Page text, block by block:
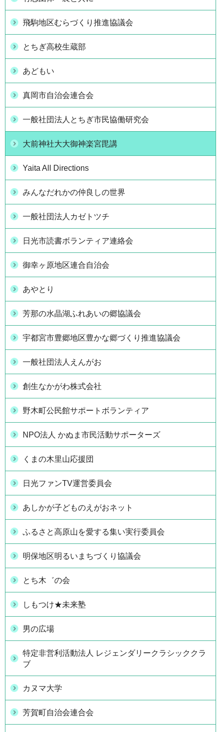
飛駒地区むらづくり推進協議会
とちぎ高校生蔵部
あどもい
真岡市自治会連合会
一般社団法人とちぎ市民協働研究会
大前神社大大御神楽宮毘講
Yaita All Directions
みんなだれかの仲良しの世界
一般社団法人カゼトツチ
日光市読書ボランティア連絡会
御幸ヶ原地区連合自治会
あやとり
芳那の水晶湖ふれあいの郷協議会
宇都宮市豊郷地区豊かな郷づくり推進協議会
一般社団法人えんがお
創生なかがわ株式会社
野木町公民館サポートボランティア
NPO法人 かぬま市民活動サポーターズ
くまの木里山応援団
日光ファンTV運営委員会
あしかが子どものえがおネット
ふるさと高原山を愛する集い実行委員会
明保地区明るいまちづくり協議会
とち木゛の会
しもつけ★未来塾
男の広場
特定非営利活動法人 レジェンダリークラシッククラ
ブ
カヌマ大学
芳賀町自治会連合会